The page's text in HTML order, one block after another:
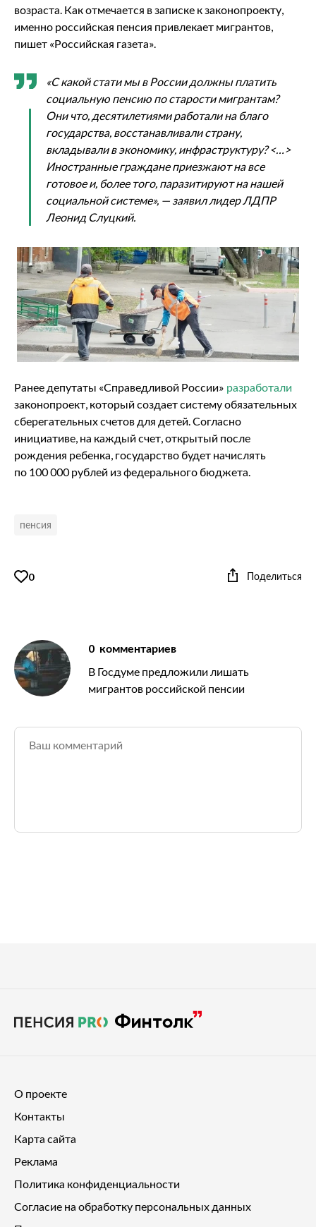
возраста. Как отмечается в записке к законопроекту,
именно российская пенсия привлекает мигрантов,
пишет «Российская газета».
«С какой стати мы в России должны платить
социальную пенсию по старости мигрантам?
Они что, десятилетиями работали на благо
государства, восстанавливали страну,
вкладывали в экономику, инфраструктуру? <…>
Иностранные граждане приезжают на все
готовое и, более того, паразитируют на нашей
социальной системе», — заявил лидер ЛДПР
Леонид Слуцкий.
Ранее депутаты «Справедливой России» разработали
законопроект, который создает систему обязательных
сберегательных счетов для детей. Согласно
инициативе, на каждый счет, открытый после
рождения ребенка, государство будет начислять
по 100 000 рублей из федерального бюджета.
пенсия
0 Поделиться
0 комментариев
В Госдуме предложили лишать
мигрантов российской пенсии
О проекте
Контакты
Карта сайта
Реклама
Политика конфиденциальности
Согласие на обработку персональных данных